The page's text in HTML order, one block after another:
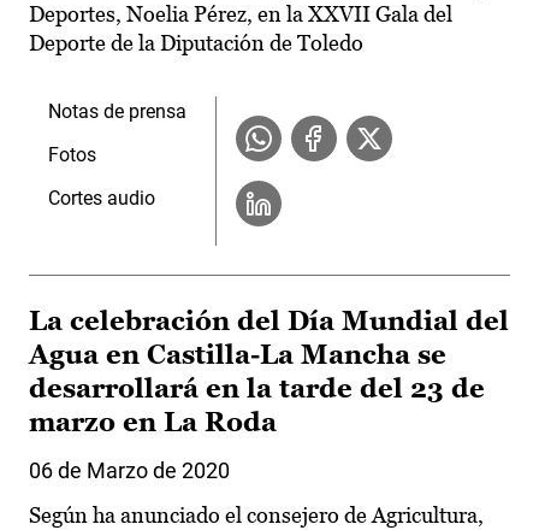
Deportes, Noelia Pérez, en la XXVII Gala del
Deporte de la Diputación de Toledo
Notas de prensa
Fotos
Cortes audio
La celebración del Día Mundial del
Agua en Castilla-La Mancha se
desarrollará en la tarde del 23 de
marzo en La Roda
06 de Marzo de 2020
Según ha anunciado el consejero de Agricultura,